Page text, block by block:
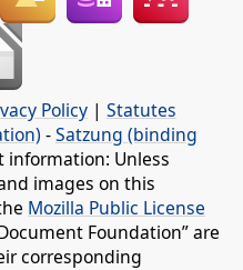
Policy | Statutes
-Satzung (binding
information: Unless
images on this
Mozilla Public License
Foundation” are
corresponding